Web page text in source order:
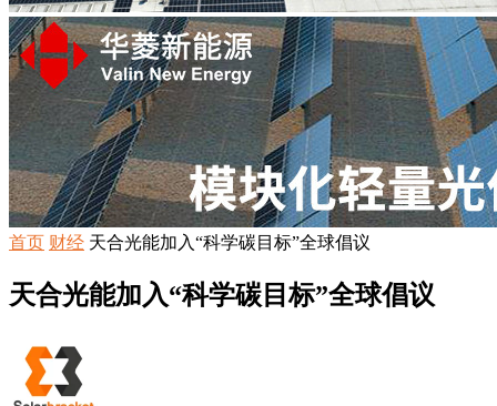
首页 财经 天合光能加入“科学碳目标”全球倡议
天合光能加入“科学碳目标”全球倡议